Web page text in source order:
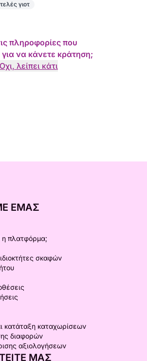
γιοτ
πληροφορίες που
να κάνετε κράτηση;
λείπει κάτι
ΕΜΆΣ
η πλατφόρμα;
σκαφών
κατάταξη καταχωρίσεων
διαφορών
αξιολογήσεων
ΜΑΣ